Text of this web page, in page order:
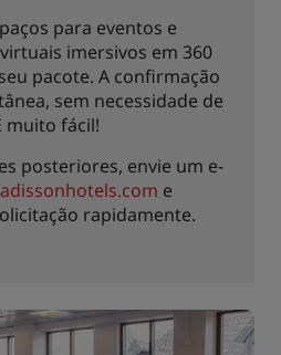
para eventos e
imersivos em 360
pacote. A confirmação
sem necessidade de
muito fácil!
posteriores, envie um e-
e
rapidamente.